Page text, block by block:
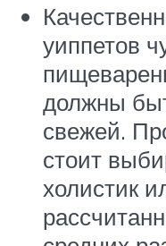
уиппетов
должны
свежей.
стоит
холистик